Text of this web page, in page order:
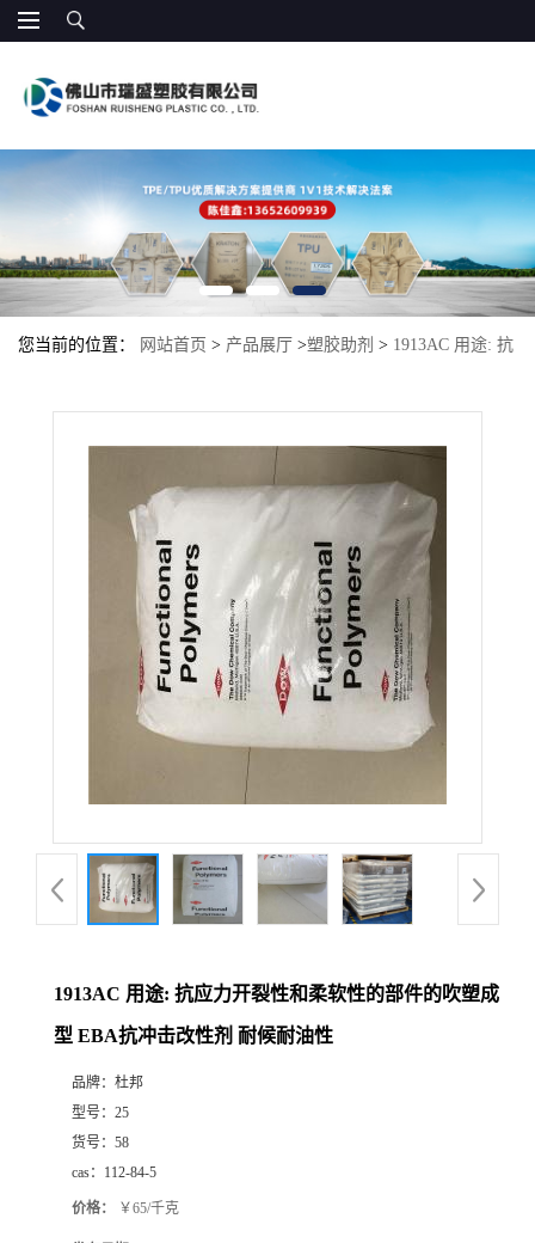
您当前的位置： 网站首页 > 产品展厅 >塑胶助剂 > 1913AC 用途: 抗
1913AC 用途: 抗应力开裂性和柔软性的部件的吹塑成
型 EBA抗冲击改性剂 耐候耐油性
品牌： 杜邦
型号： 25
货号： 58
cas： 112-84-5
价格： ￥65/千克